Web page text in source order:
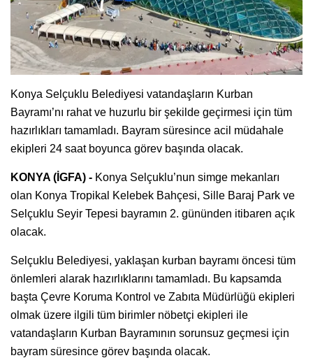
Konya Selçuklu Belediyesi vatandaşların Kurban
Bayramı’nı rahat ve huzurlu bir şekilde geçirmesi için tüm
hazırlıkları tamamladı. Bayram süresince acil müdahale
ekipleri 24 saat boyunca görev başında olacak.
KONYA (İGFA) - Konya Selçuklu’nun simge mekanları
olan Konya Tropikal Kelebek Bahçesi, Sille Baraj Park ve
Selçuklu Seyir Tepesi bayramın 2. gününden itibaren açık
olacak.
Selçuklu Belediyesi, yaklaşan kurban bayramı öncesi tüm
önlemleri alarak hazırlıklarını tamamladı. Bu kapsamda
başta Çevre Koruma Kontrol ve Zabıta Müdürlüğü ekipleri
olmak üzere ilgili tüm birimler nöbetçi ekipleri ile
vatandaşların Kurban Bayramının sorunsuz geçmesi için
bayram süresince görev başında olacak.